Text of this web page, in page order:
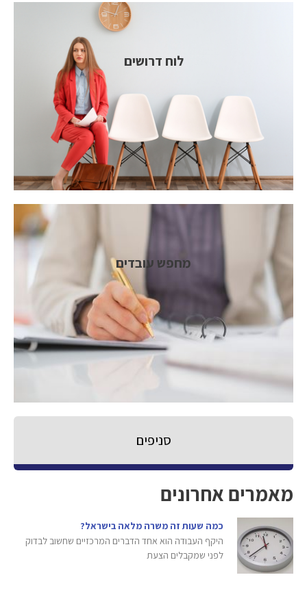
לוח דרושים
מחפש עובדים
סניפים
מאמרים אחרונים
כמה שעות זה משרה מלאה בישראל?
היקף העבודה הוא אחד הדברים המרכזיים שחשוב לבדוק
לפני שמקבלים הצעת